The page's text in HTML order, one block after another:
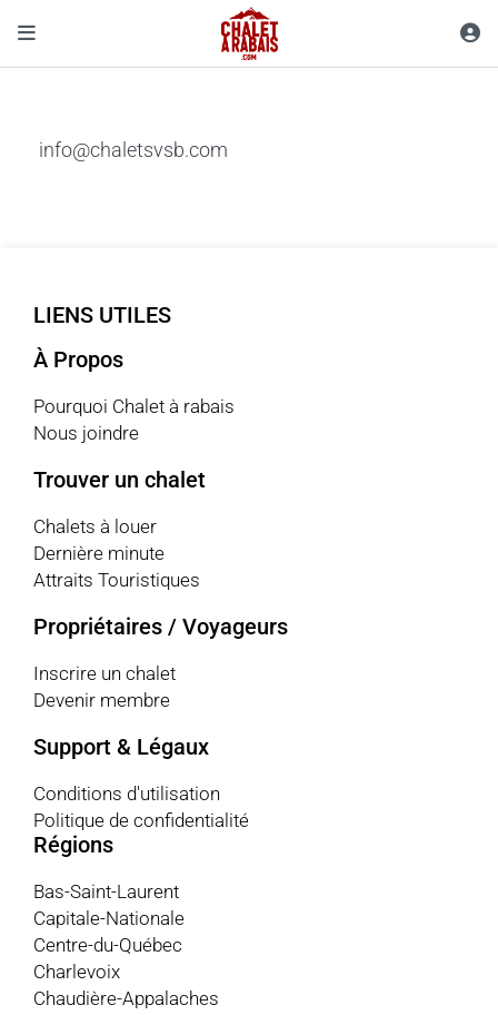
info@chaletsvsb.com
LIENS UTILES
À Propos
Pourquoi Chalet à rabais
Nous joindre
Trouver un chalet
Chalets à louer
Dernière minute
Attraits Touristiques
Propriétaires / Voyageurs
Inscrire un chalet
Devenir membre
Support & Légaux
Conditions d'utilisation
Politique de confidentialité
Régions
Bas-Saint-Laurent
Capitale-Nationale
Centre-du-Québec
Charlevoix
Chaudière-Appalaches